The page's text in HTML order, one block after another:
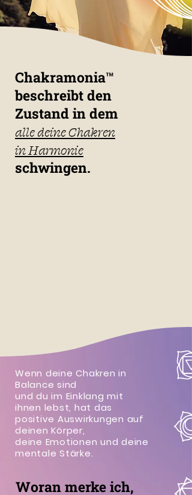
Chakramonia™
beschreibt den
Zustand in dem
alle deine Chakren
in Harmonie
schwingen.
Wenn deine Chakren in
Balance sind
und du im Einklang mit
ihnen lebst, hat das
positive Auswirkungen auf
deinen Körper,
deine Emotionen und deine
mentale Stärke.
Woran merke ich,